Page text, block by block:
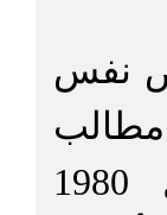
نفس
انتفاضة 20 أبريل 1980